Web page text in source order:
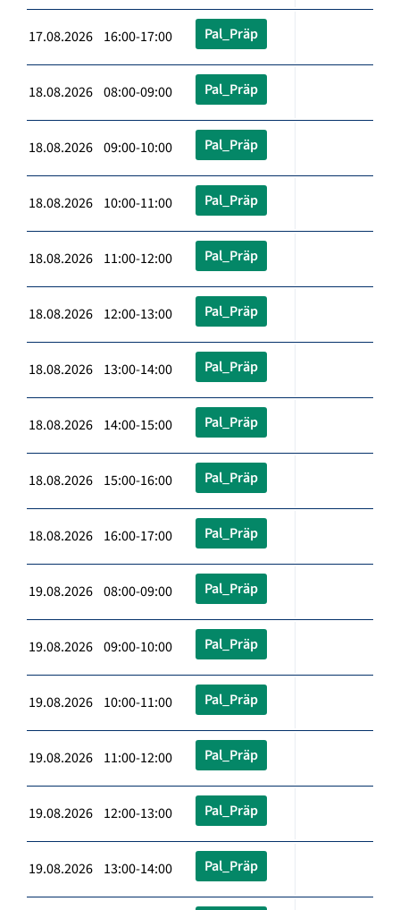
17.08.2026 16:00-17:00 Pal_Präp
18.08.2026 08:00-09:00 Pal_Präp
18.08.2026 09:00-10:00 Pal_Präp
18.08.2026 10:00-11:00 Pal_Präp
18.08.2026 11:00-12:00 Pal_Präp
18.08.2026 12:00-13:00 Pal_Präp
18.08.2026 13:00-14:00 Pal_Präp
18.08.2026 14:00-15:00 Pal_Präp
18.08.2026 15:00-16:00 Pal_Präp
18.08.2026 16:00-17:00 Pal_Präp
19.08.2026 08:00-09:00 Pal_Präp
19.08.2026 09:00-10:00 Pal_Präp
19.08.2026 10:00-11:00 Pal_Präp
19.08.2026 11:00-12:00 Pal_Präp
19.08.2026 12:00-13:00 Pal_Präp
19.08.2026 13:00-14:00 Pal_Präp